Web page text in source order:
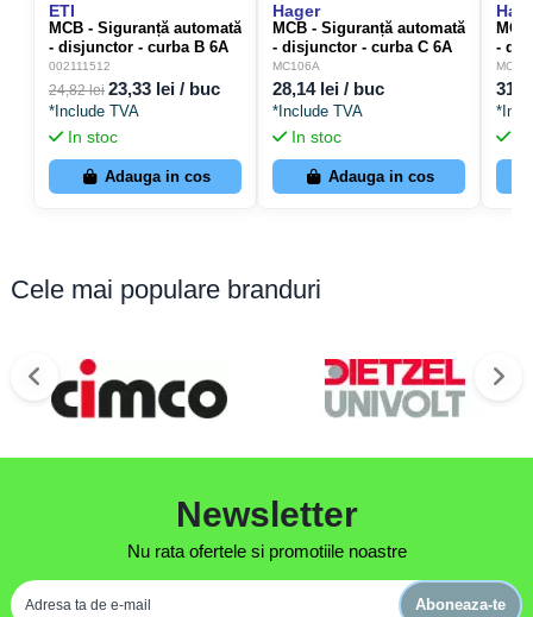
ETI
MCB - Siguranță automată
- disjunctor - curba B 6A
6kA 1P 1M ETIMAT 6 ETI
002111512
002111512
24,82 lei 23,33 lei / buc
*Include TVA
In stoc
Adauga in cos
Hager
MCB - Siguranță automată
- disjunctor - curba C 6A
6kA 1P 1M Hager MC106A
MC106A
28,14 lei / buc
*Include TVA
In stoc
Adauga in cos
-
6kA
In
Cele mai populare branduri
Newsletter
Nu rata ofertele si promotiile noastre
Aboneaza-te